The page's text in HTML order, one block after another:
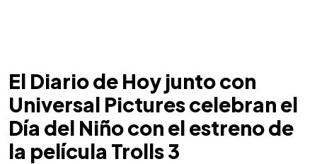
El Diario de Hoy junto con
Universal Pictures celebran el
Día del Niño con el estreno de
la película Trolls 3